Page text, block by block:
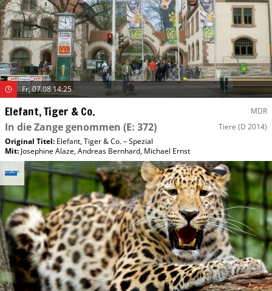
Fr, 07.08 14:25
Elefant, Tiger & Co. MDR
In die Zange genommen (E: 372) Tiere (D 2014)
Original Titel: Elefant, Tiger & Co. – Spezial
Mit: Josephine Alaze,Andreas Bernhard, Michael Ernst